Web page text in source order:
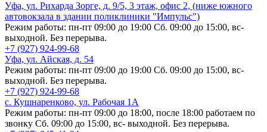
Уфа, ул. Рихарда Зорге, д. 9/5, 3 этаж, офис 2, (ниже южного
автовокзала в здании поликлиники "Импульс")
Режим работы: пн-пт 09:00 до 19:00 Сб. 09:00 до 15:00, вс-
выходной. Без перерыва.
+7 (927) 924-99-68
Уфа, ул. Айская, д. 54
Режим работы: пн-пт 09:00 до 19:00 Сб. 09:00 до 15:00, вс-
выходной. Без перерыва.
+7 (927) 924-99-68
с. Кушнаренково, ул. Рабочая 1А
Режим работы: пн-пт 09:00 до 18:00, после 18:00 работаем по
звонку Сб. 09:00 до 15:00, вс- выходной. Без перерыва.